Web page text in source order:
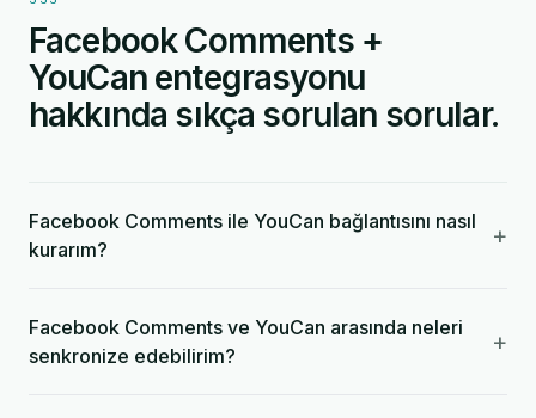
Facebook Comments +
YouCan entegrasyonu
hakkında sıkça sorulan sorular.
Facebook Comments ile YouCan bağlantısını nasıl
kurarım?
+
Facebook Comments ve YouCan arasında neleri
senkronize edebilirim?
+